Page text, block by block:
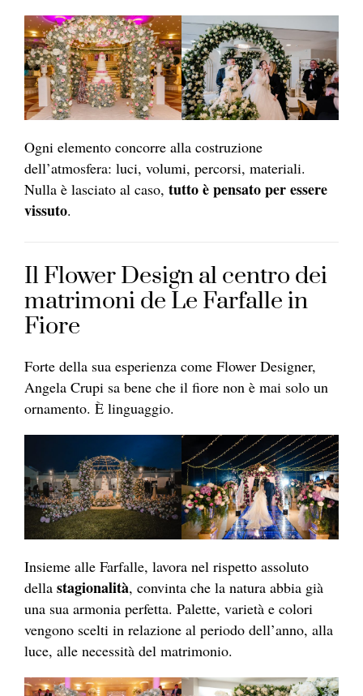
Ogni elemento concorre alla costruzione
dell’atmosfera: luci, volumi, percorsi, materiali.
Nulla è lasciato al caso, tutto è pensato per essere
vissuto.
Il Flower Design al centro dei
matrimoni de Le Farfalle in
Fiore
Forte della sua esperienza come Flower Designer,
Angela Crupi sa bene che il fiore non è mai solo un
ornamento. È linguaggio.
Insieme alle Farfalle, lavora nel rispetto assoluto
della stagionalità, convinta che la natura abbia già
una sua armonia perfetta. Palette, varietà e colori
vengono scelti in relazione al periodo dell’anno, alla
luce, alle necessità del matrimonio.